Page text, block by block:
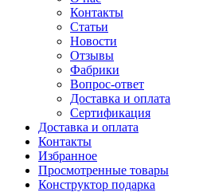
Контакты
Статьи
Новости
Отзывы
Фабрики
Вопрос-ответ
Доставка и оплата
Сертификация
Доставка и оплата
Контакты
Избранное
Просмотренные товары
Конструктор подарка